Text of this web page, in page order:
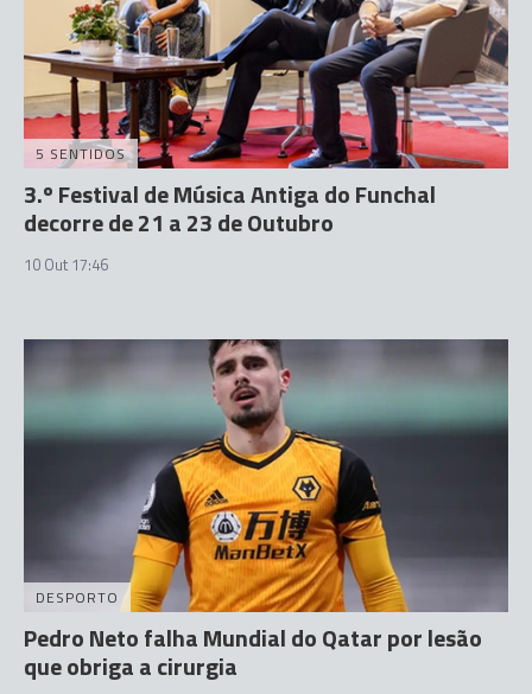
5 SENTIDOS
3.º Festival de Música Antiga do Funchal
decorre de 21 a 23 de Outubro
10 Out 17:46
DESPORTO
Pedro Neto falha Mundial do Qatar por lesão
que obriga a cirurgia